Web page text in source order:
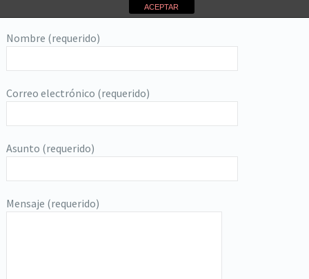
Nombre (requerido)
Correo electrónico (requerido)
Asunto (requerido)
Mensaje (requerido)
ACEPTAR